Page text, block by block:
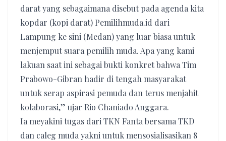
darat yang sebagaimana disebut pada agenda kita
kopdar (kopi darat) Pemilihmuda.id dari
Lampung ke sini (Medan) yang luar biasa untuk
menjemput suara pemilih muda. Apa yang kami
lakuan saat ini sebagai bukti konkret bahwa Tim
Prabowo-Gibran hadir di tengah masyarakat
untuk serap aspirasi pemuda dan terus menjahit
kolaborasi,” ujar Rio Chaniado Anggara.
Ia meyakini tugas dari TKN Fanta bersama TKD
dan caleg muda yakni untuk mensosialisasikan 8